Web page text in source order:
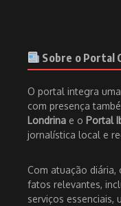
Sobre o Portal
O portal integra
com presença
Londrina e o Portal
jornalística local e
Com atuação
fatos relevantes,
serviços essenciais,